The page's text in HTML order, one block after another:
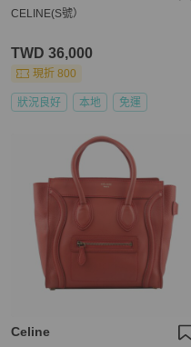
CELINE(S號）
TWD 36,000
現折 800
狀況良好 本地 免運
Celine